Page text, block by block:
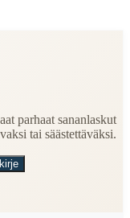
parhaat sananlaskut
tai säästettäväksi.